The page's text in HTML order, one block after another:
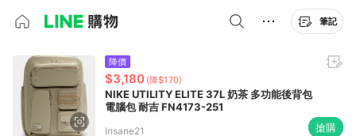
筆記
降價
$3,180 (降$170)
NIKE UTILITY ELITE 37L 奶茶 多功能後背包
電腦包 耐吉 FN4173-251
Insane21 搶購